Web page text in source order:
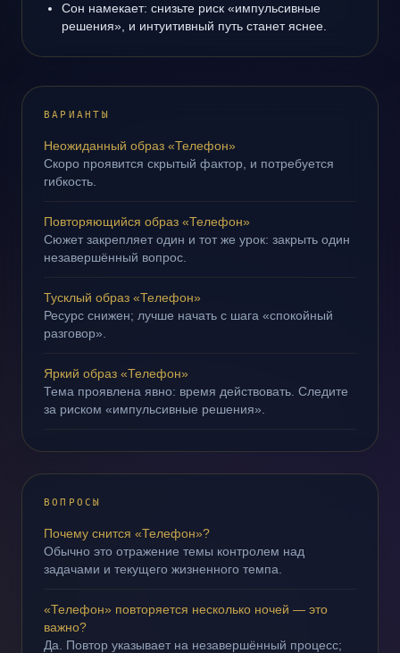
Сон намекает: снизьте риск «импульсивные
решения», и интуитивный путь станет яснее.
ВАРИАНТЫ
Неожиданный образ «Телефон»
Скоро проявится скрытый фактор, и потребуется
гибкость.
Повторяющийся образ «Телефон»
Сюжет закрепляет один и тот же урок: закрыть один
незавершённый вопрос.
Тусклый образ «Телефон»
Ресурс снижен; лучше начать с шага «спокойный
разговор».
Яркий образ «Телефон»
Тема проявлена явно: время действовать. Следите
за риском «импульсивные решения».
ВОПРОСЫ
Почему снится «Телефон»?
Обычно это отражение темы контролем над
задачами и текущего жизненного темпа.
«Телефон» повторяется несколько ночей — это
важно?
Да. Повтор указывает на незавершённый процесс;